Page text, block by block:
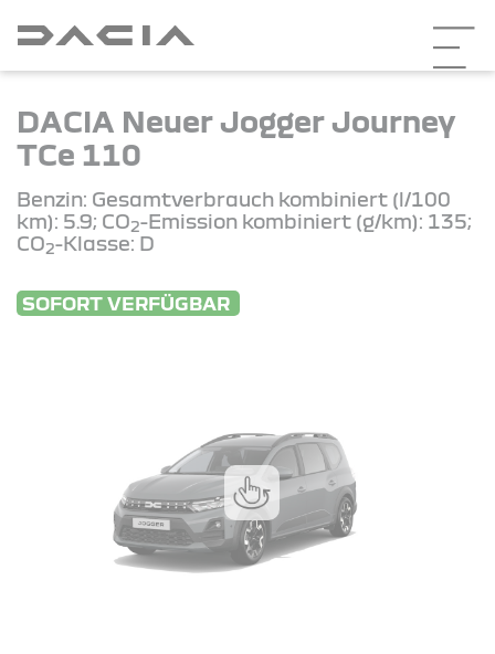
DACIA Neuer Jogger Journey
TCe 110
Benzin: Gesamtverbrauch kombiniert (l/100
km): 5.9; CO2-Emission kombiniert (g/km): 135;
CO2-Klasse: D
SOFORT VERFÜGBAR